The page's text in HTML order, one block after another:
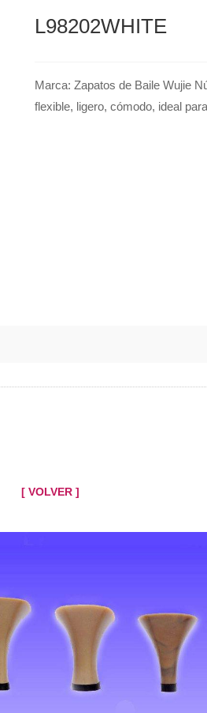
L98202WHITE
Marca: Zapatos de Baile Wujie
flexible, ligero, cómodo, ideal
[ VOLVER ]